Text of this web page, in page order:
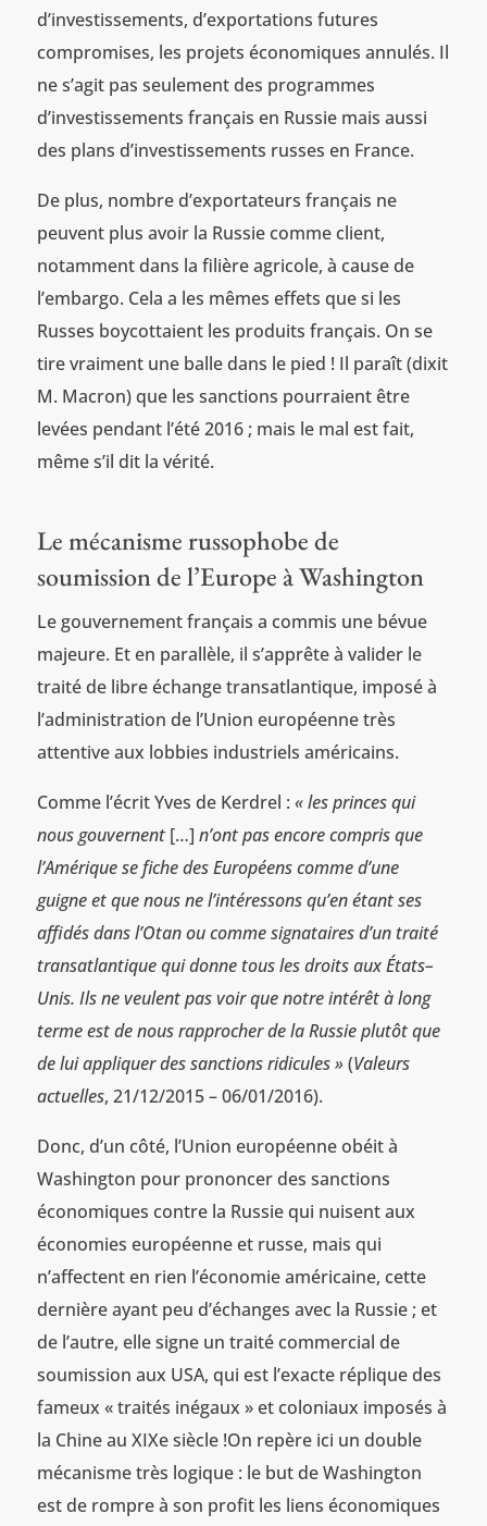
d’investissements, d’exportations futures
compromises, les projets économiques annulés. Il
ne s’agit pas seulement des programmes
d’investissements français en Russie mais aussi
des plans d’investissements russes en France.
De plus, nombre d’exportateurs français ne
peuvent plus avoir la Russie comme client,
notamment dans la filière agricole, à cause de
l’embargo. Cela a les mêmes effets que si les
Russes boycottaient les produits français. On se
tire vraiment une balle dans le pied ! Il paraît (dixit
M. Macron) que les sanctions pourraient être
levées pendant l’été 2016 ; mais le mal est fait,
même s’il dit la vérité.
Le mécanisme russophobe de
soumission de l’Europe à Washington
Le gouvernement français a commis une bévue
majeure. Et en parallèle, il s’apprête à valider le
traité de libre échange transatlantique, imposé à
l’administration de l’Union européenne très
attentive aux lobbies industriels américains.
Comme l’écrit Yves de Kerdrel : « les princes qui
nous gouvernent[…] n’ont pas encore compris que
l’Amérique se fiche des Européens comme d’une
guigne et que nous ne l’intéressons qu’en étant ses
affidés dans l’Otan ou comme signataires d’un traité
transatlantique qui donne tous les droits aux États–
Unis. Ils ne veulent pas voir que notre intérêt à long
terme est de nous rapprocher de la Russie plutôt que
de lui appliquer des sanctions ridicules » (Valeurs
actuelles, 21/12/2015 – 06/01/2016).
Donc, d’un côté, l’Union européenne obéit à
Washington pour prononcer des sanctions
économiques contre la Russie qui nuisent aux
économies européenne et russe, mais qui
n’affectent en rien l’économie américaine, cette
dernière ayant peu d’échanges avec la Russie ; et
de l’autre, elle signe un traité commercial de
soumission aux USA, qui est l’exacte réplique des
fameux « traités inégaux » et coloniaux imposés à
la Chine au XIXe siècle !On repère ici un double
mécanisme très logique : le but de Washington
est de rompre à son profit les liens économiques